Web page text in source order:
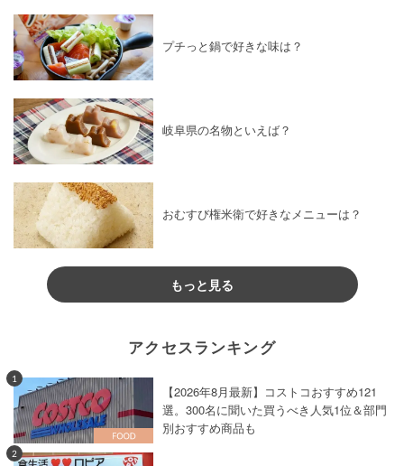
プチっと鍋で好きな味は？
岐阜県の名物といえば？
おむすび権米衛で好きなメニューは？
もっと見る
アクセスランキング
1
【2026年8月最新】コストコおすすめ121
選。300名に聞いた買うべき人気1位＆部門
別おすすめ商品も
2